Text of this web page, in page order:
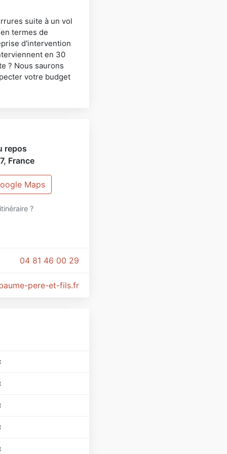
suite à un vol
termes de
d'intervention
en 30
? Nous saurons
votre budget
repos
, France
Maps
?
04 81 46 00 29
pere-et-fils.fr